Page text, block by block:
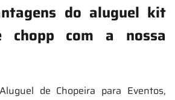
do aluguel kit
chopp com a nossa
de Chopeira para Eventos,